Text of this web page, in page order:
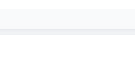
pentru o selecție de produse